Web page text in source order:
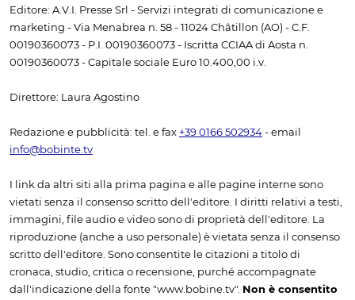
Editore: A.V.I. Presse Srl - Servizi integrati di comunicazione e
marketing - Via Menabrea n. 58 - 11024 Châtillon (AO) - C.F.
00190360073 - P.I. 00190360073 - Iscritta CCIAA di Aosta n.
00190360073 - Capitale sociale Euro 10.400,00 i.v.
Direttore: Laura Agostino
Redazione e pubblicità: tel. e fax +39 0166 502934 - email
info@bobinte.tv
I link da altri siti alla prima pagina e alle pagine interne sono
vietati senza il consenso scritto dell'editore. I diritti relativi a testi,
immagini, file audio e video sono di proprietà dell'editore. La
riproduzione (anche a uso personale) è vietata senza il consenso
scritto dell'editore. Sono consentite le citazioni a titolo di
cronaca, studio, critica o recensione, purché accompagnate
dall'indicazione della fonte "www.bobine.tv". Non è consentito